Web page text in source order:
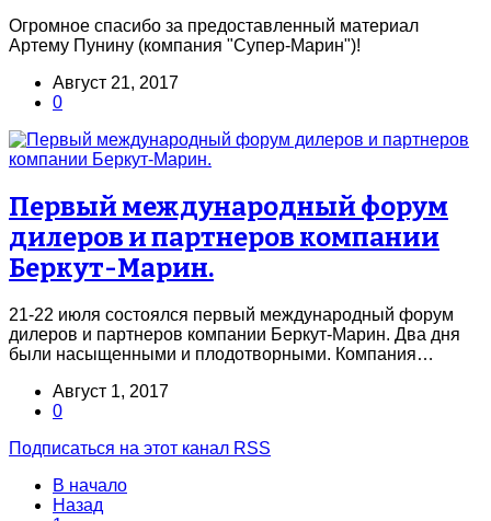
Огромное спасибо за предоставленный материал
Артему Пунину (компания "Супер-Марин")!
Август 21, 2017
0
Первый международный форум
дилеров и партнеров компании
Беркут-Марин.
21-22 июля состоялся первый международный форум
дилеров и партнеров компании Беркут-Марин. Два дня
были насыщенными и плодотворными. Компания…
Август 1, 2017
0
Подписаться на этот канал RSS
В начало
Назад